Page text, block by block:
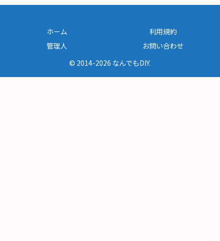
ホーム
利用規約
管理人
お問い合わせ
© 2014-2026 なんでもDIY.